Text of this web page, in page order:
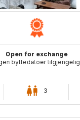
Open for exchange
byttedatoer tilgjengelig
3